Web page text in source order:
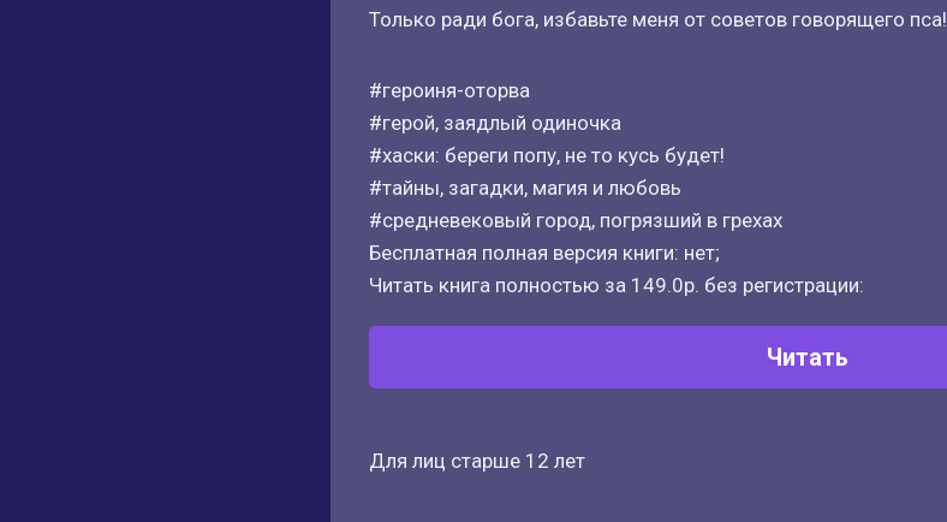
Только ради бога, избавьте меня от советов говорящего пса!
#героиня-оторва
#герой, заядлый одиночка
#хаски: береги попу, не то кусь будет!
#тайны, загадки, магия и любовь
#средневековый город, погрязший в грехах
Бесплатная полная версия книги: нет;
Читать книга полностью за 149.0р. без регистрации:
Читать
Для лиц старше 12 лет